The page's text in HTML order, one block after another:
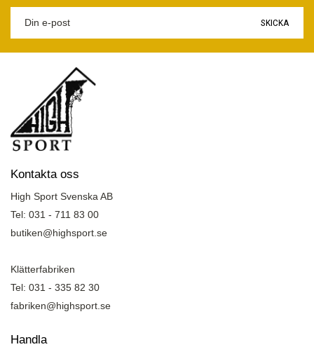
SKICKA
Kontakta oss
High Sport Svenska AB
Tel: 031 - 711 83 00
butiken@highsport.se
Klätterfabriken
Tel: 031 - 335 82 30
fabriken@highsport.se
Handla